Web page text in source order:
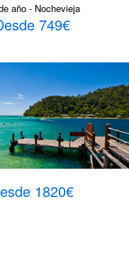
año - Nochevieja
749€
1820€